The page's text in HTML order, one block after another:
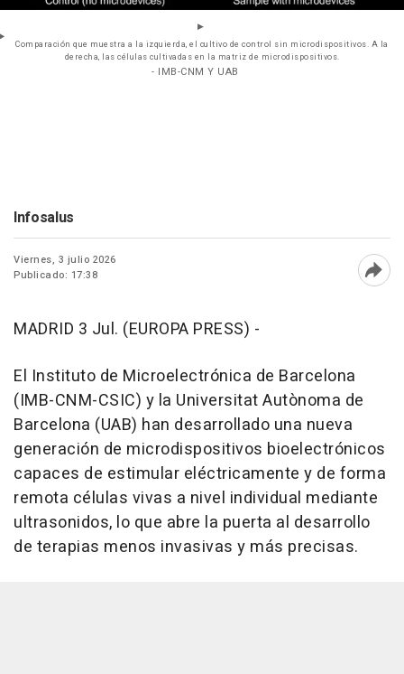
Comparación que muestra a la izquierda, el cultivo de control sin microdispositivos. A la
derecha, las células cultivadas en la matriz de microdispositivos.
- IMB-CNM Y UAB
Infosalus
Viernes, 3 julio 2026
Publicado: 17:38
MADRID 3 Jul. (EUROPA PRESS) -
El Instituto de Microelectrónica de Barcelona
(IMB-CNM-CSIC) y la Universitat Autònoma de
Barcelona (UAB) han desarrollado una nueva
generación de microdispositivos bioelectrónicos
capaces de estimular eléctricamente y de forma
remota células vivas a nivel individual mediante
ultrasonidos, lo que abre la puerta al desarrollo
de terapias menos invasivas y más precisas.